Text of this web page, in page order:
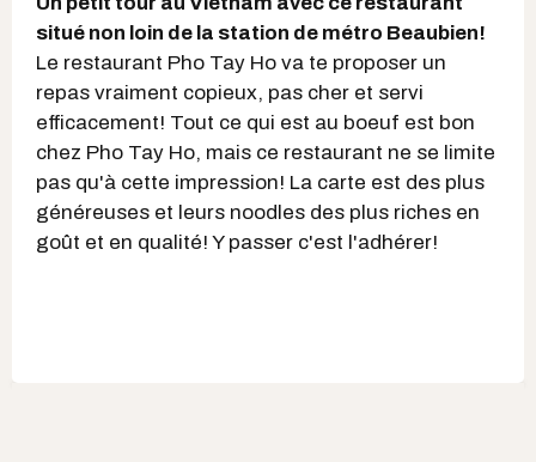
situé non loin de la station de métro Beaubien!
Le restaurant Pho Tay Ho va te proposer un
repas vraiment copieux, pas cher et servi
efficacement! Tout ce qui est au boeuf est bon
chez Pho Tay Ho, mais ce restaurant ne se limite
pas qu'à cette impression! La carte est des plus
généreuses et leurs noodles des plus riches en
goût et en qualité! Y passer c'est l'adhérer!